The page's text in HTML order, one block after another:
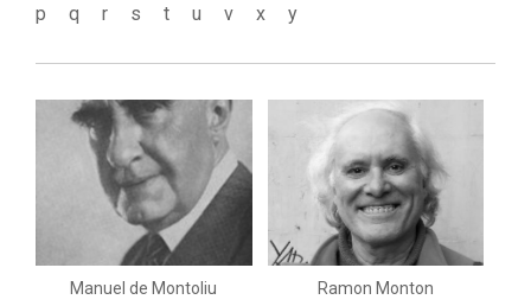
p
q r s t u v x y
Manuel de Montoliu Ramon Monton